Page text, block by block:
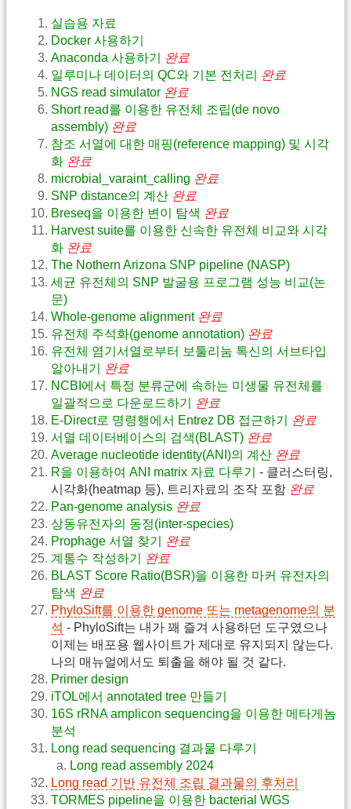
실습용 자료
Docker 사용하기
Anaconda 사용하기
완료
일루미나 데이터의 QC와 기본 전처리
완료
NGS read simulator 완료
Short read를 이용한 유전체 조립(de novo
assembly) 완료
참조 서열에 대한 매핑(reference mapping) 및 시각
화 완료
microbial_varaint_calling 완료
SNP distance의 계산 완료
Breseq을 이용한 변이 탐색 완료
Harvest suite를 이용한 신속한 유전체 비교와 시각
화 완료
The Nothern Arizona SNP pipeline (NASP)
세균 유전체의 SNP 발굴용 프로그램 성능 비교(논
문)
Whole-genome alignment 완료
유전체 주석화(genome annotation) 완료
유전체 염기서열로부터 보툴리눔 톡신의 서브타입
알아내기
완료
NCBI에서 특정 분류군에 속하는 미생물 유전체를
일괄적으로 다운로드하기
완료
E-Direct로 명령행에서 Entrez DB 접근하기
완료
서열 데이터베이스의 검색(BLAST) 완료
Average nucleotide identity(ANI)의 계산 완료
R을 이용하여 ANI matrix 자료 다루기
- 클러스터링,
시각화(heatmap 등), 트리자료의 조작 포함 완료
Pan-genome analysis 완료
상동유전자의 동정(inter-species)
Prophage 서열 찾기
완료
계통수 작성하기
완료
BLAST Score Ratio(BSR)을 이용한 마커 유전자의
탐색 완료
PhyloSift를 이용한 genome 또는 metagenome의 분
석 - PhyloSift는 내가 꽤 즐겨 사용하던 도구였으나
이제는 배포용 웹사이트가 제대로 유지되지 않는다.
나의 매뉴얼에서도 퇴출을 해야 될 것 같다.
Primer design
iTOL에서 annotated tree 만들기
16S rRNA amplicon sequencing을 이용한 메타게놈
분석
Long read sequencing 결과물 다루기
Long read assembly 2024
Long read 기반 유전체 조립 결과물의 후처리
TORMES pipeline을 이용한 bacterial WGS